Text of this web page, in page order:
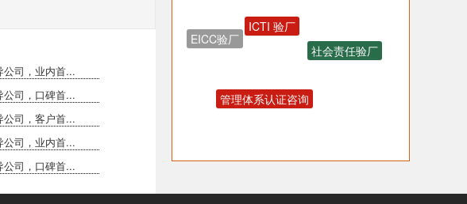
公司，业内首...
公司，口碑首...
公司，客户首...
公司，业内首...
公司，口碑首...
EICC验厂
OHSAS18001认证咨询